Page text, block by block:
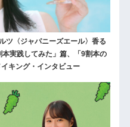
ツ〈ジャパニーズエール〉香る
実践してみた」篇、「9割本の
キング・インタビュー